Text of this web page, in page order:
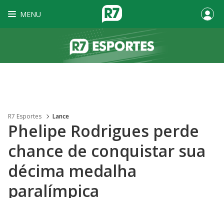
MENU
R7 Esportes Lance
Phelipe Rodrigues perde
chance de conquistar sua
décima medalha
paralímpica